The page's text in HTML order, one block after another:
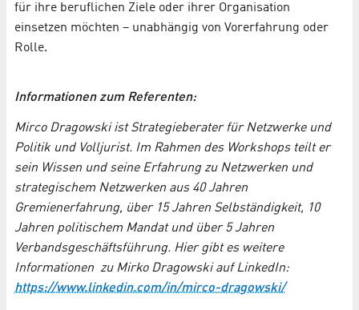
für ihre beruflichen Ziele oder ihrer Organisation
einsetzen möchten – unabhängig von Vorerfahrung oder
Rolle.
Informationen zum Referenten:
Mirco Dragowski ist Strategieberater für Netzwerke und
Politik und Volljurist. Im Rahmen des Workshops teilt er
sein Wissen und seine Erfahrung zu Netzwerken und
strategischem Netzwerken aus 40 Jahren
Gremienerfahrung, über 15 Jahren Selbständigkeit, 10
Jahren politischem Mandat und über 5 Jahren
Verbandsgeschäftsführung. Hier gibt es weitere
Informationen zu Mirko Dragowski auf LinkedIn:
https://www.linkedin.com/in/mirco-dragowski/